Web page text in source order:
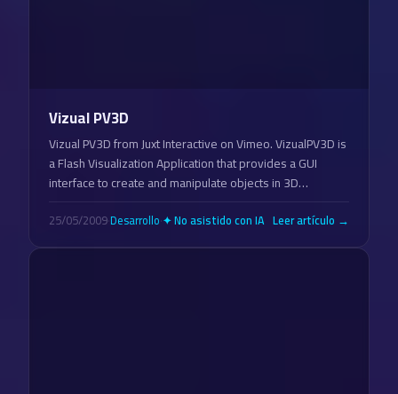
Vizual PV3D
Vizual PV3D from Juxt Interactive on Vimeo. VizualPV3D is
a Flash Visualization Application that provides a GUI
interface to create and manipulate objects in 3D…
25/05/2009·Desarrollo ✦ No asistido con IA Leer artículo →